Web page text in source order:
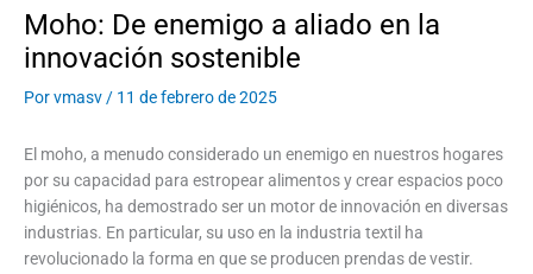
Moho: De enemigo a aliado en la
innovación sostenible
Porvmasv / 11 de febrero de 2025
El moho, a menudo considerado un enemigo en nuestros hogares
por su capacidad para estropear alimentos y crear espacios poco
higiénicos, ha demostrado ser un motor de innovación en diversas
industrias. En particular, su uso en la industria textil ha
revolucionado la forma en que se producen prendas de vestir.